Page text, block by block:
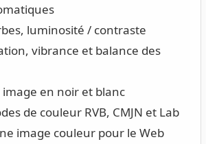
luminosité / contraste
vibrance et balance des
en noir et blanc
de couleur RVB, CMJN et Lab
image couleur pour le Web